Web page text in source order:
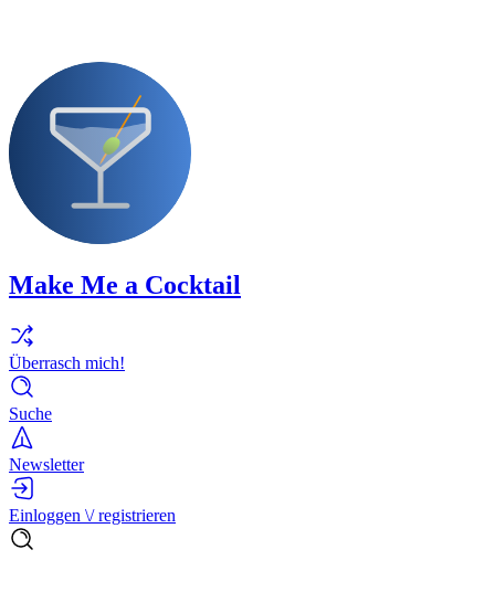
Make Me a Cocktail
Überrasch mich!
Suche
Newsletter
Einloggen \/ registrieren